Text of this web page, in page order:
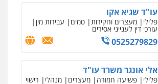
פלילי מעצרים וחקירות
אסירים
0505216700
אייל בן שושן, עורך דין פלילי
פלילי מעצרים וחקירות פשיעה חמורה
נוער רישום פלילי
עו"ד שגיא אקו
פלילי מעצרים וחקירות סמים עבירות מין
עורכי דין לענייני אסירים
0525279829
אלי אונגר משרד עו"ד
פלילי פשיעה חמורה מעצרים מנהלי רישוי
דין
0504578527
רונן הלל – מוניטין
מחיקת כתבות מגוגל ודחיקת אזכורים
שליליים
שירותים מקצועיים לעורכי דין
0522508109